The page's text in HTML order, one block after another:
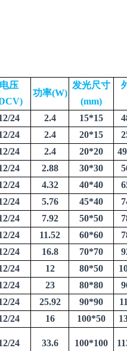
电压
功率(W)
发光尺寸
(mm)
24 2.4 15*15
24 2.4 20*15
24 2.4 20*20
24 2.88 30*30
24 4.32 40*40
24 5.76 45*40
24 7.92 50*50
24 11.52 60*60
24 16.8 70*70
24 12 80*50
24 23 80*80
24 25.92 90*90
24 16 100*50
24 33.6 100*100